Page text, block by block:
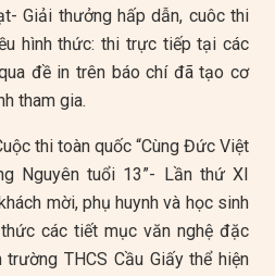
Giải thưởng hấp dẫn, cuôc thi
hình thức: thi trực tiếp tại các
đề in trên báo chí đã tạo cơ
tham gia.
thi toàn quốc “Cùng Đức Việt
Nguyên tuổi 13”- Lần thứ XI
mời, phụ huynh và học sinh
các tiết mục văn nghệ đặc
THCS Cầu Giấy thể hiện